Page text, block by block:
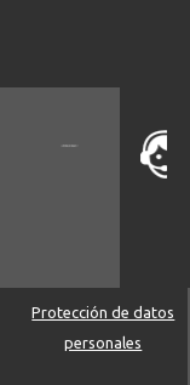
Protección de datos
personales